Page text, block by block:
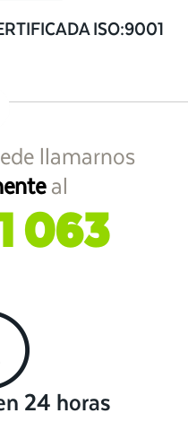
ISO:9001
llamarnos
al
063
24 horas